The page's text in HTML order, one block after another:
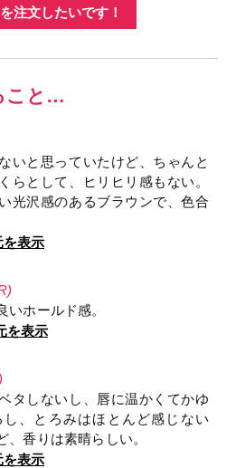
注文したいです！
こと…
いと思っていたけど、ちゃんと
らとして、ヒリヒリ感もない。
光沢感のあるブラウンで、色合
を表示
いホールド感。
を表示
タしないし、唇に温かくてかゆ
、とろみはほとんど感じない
、香りは素晴らしい。
を表示